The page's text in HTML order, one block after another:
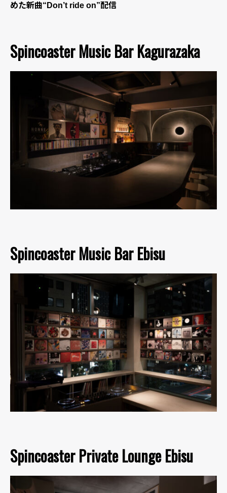
めた新曲“Don’t ride on”配信
Spincoaster Music Bar Kagurazaka
Spincoaster Music Bar Ebisu
Spincoaster Private Lounge Ebisu